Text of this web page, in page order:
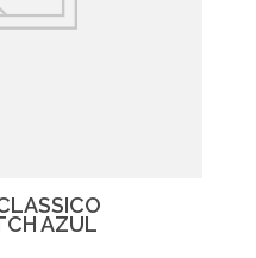
AZUL